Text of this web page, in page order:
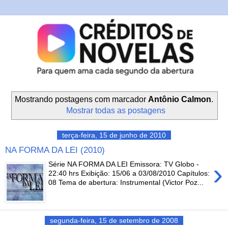
Mostrando postagens com marcador Antônio Calmon.
Mostrar todas as postagens
terça-feira, 15 de junho de 2010
NA FORMA DA LEI (2010)
›
Série NA FORMA DA LEI Emissora: TV Globo -
22:40 hrs Exibição: 15/06 a 03/08/2010 Capítulos:
08 Tema de abertura: Instrumental (Victor Poz...
segunda-feira, 15 de setembro de 2008